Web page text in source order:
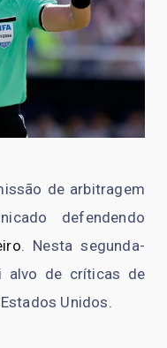
de arbitragem
defendendo
. Nesta segunda-
alvo de críticas de
Unidos.